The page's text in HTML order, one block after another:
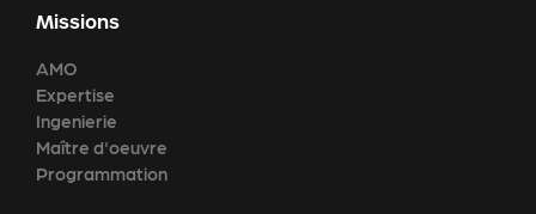
Missions
AMO
Expertise
Ingenierie
Maître d'oeuvre
Programmation